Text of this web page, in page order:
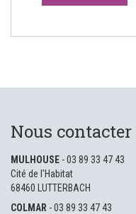
Nous contacter
MULHOUSE - 03 89 33 47 43
Cité de l'Habitat
68460 LUTTERBACH
COLMAR - 03 89 33 47 43